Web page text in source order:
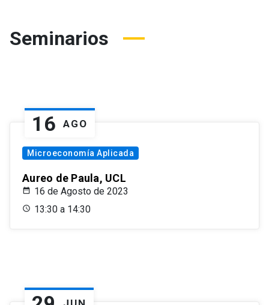
Seminarios
16 AGO
Microeconomía Aplicada
Aureo de Paula, UCL
16 de Agosto de 2023
13:30 a 14:30